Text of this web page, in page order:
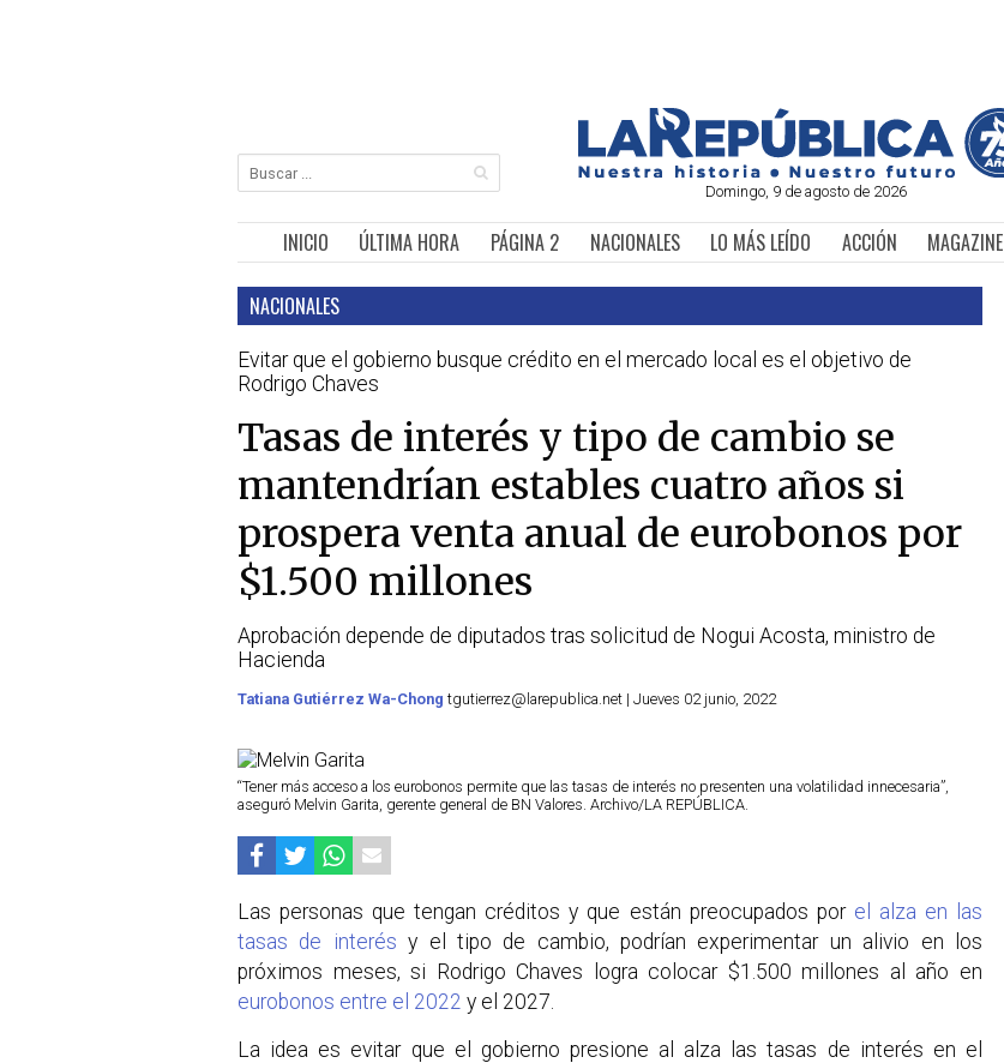
Domingo, 9 de agosto de 2026
INICIO ÚLTIMA HORA PÁGINA 2 NACIONALES LO MÁS LEÍDO ACCIÓN MAGAZINE
NACIONALES
Evitar que el gobierno busque crédito en el mercado local es el objetivo de
Rodrigo Chaves
Tasas de interés y tipo de cambio se
mantendrían estables cuatro años si
prospera venta anual de eurobonos por
$1.500 millones
Aprobación depende de diputados tras solicitud de Nogui Acosta, ministro de
Hacienda
Tatiana Gutiérrez Wa-Chong tgutierrez@larepublica.net | Jueves 02 junio, 2022
“Tener más acceso a los eurobonos permite que las tasas de interés no presenten una volatilidad innecesaria”,
aseguró Melvin Garita, gerente general de BN Valores. Archivo/LA REPÚBLICA.
Las personas que tengan créditos y que están preocupados por el alza en las
tasas de interés y el tipo de cambio, podrían experimentar un alivio en los
próximos meses, si Rodrigo Chaves logra colocar $1.500 millones al año en
eurobonos entre el 2022 y el 2027.
La idea es evitar que el gobierno presione al alza las tasas de interés en el